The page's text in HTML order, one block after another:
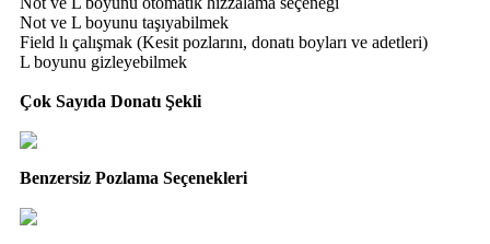
Not ve L boyunu taşıyabilmek
Field lı çalışmak (Kesit pozlarını, donatı boyları ve adetleri)
L boyunu gizleyebilmek
Çok Sayıda Donatı Şekli
Benzersiz Pozlama Seçenekleri